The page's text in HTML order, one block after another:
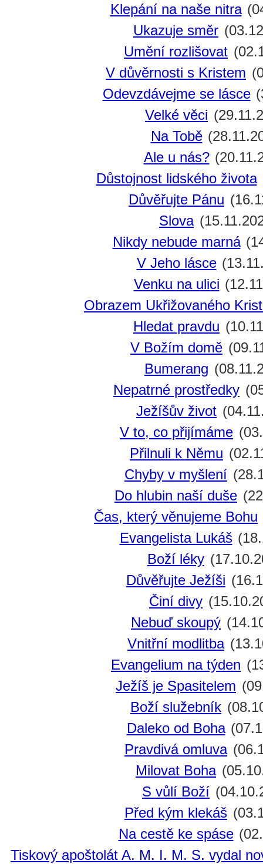
Klepání na naše nitra
Ukazuje směr
Umění rozlišovat
V důvěrnosti s Kristem
Odevzdávejme se lásce
Velké věci
Na Tobě
Ale u nás?
Důstojnost lidského života
Důvěřujte Pánu
Slova
Nikdy nebude marná
V Jeho lásce
Venku na ulici
Obrazem Ukřižovaného
Hledat pravdu
V Božím domě
Bumerang
Nepatrné prostředky
Ježíšův život
V to, co přijímáme
Přilnuli k Němu
Chyby v myšlení
Do hlubin naší duše
Čas, který věnujeme Bohu
Evangelista Lukáš
Boží léky
Důvěřujte Ježíši
Činí divy
Nebuď skoupý
Vnitřní modlitba
Evangelium na týden
Ježíš je Spasitelem
Boží služebník
Daleko od Boha
Pravdivá omluva
Milovat Boha
S vůlí Boží
Před kým klekáš
Na cestě ke spáse
Tiskový apoštolát A. M. I. M. S. vydal